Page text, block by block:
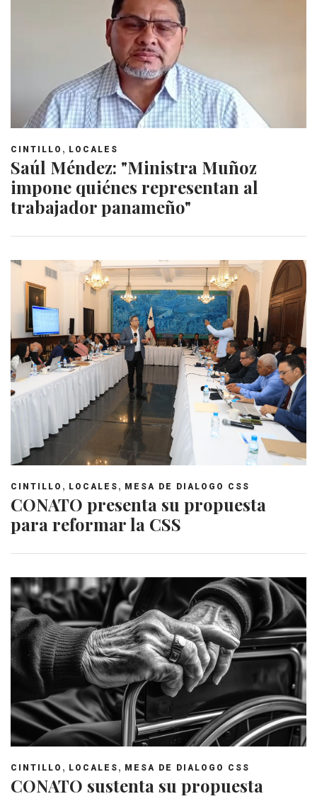
CINTILLO , LOCALES
Saúl Méndez: "Ministra Muñoz
impone quiénes representan al
trabajador panameño"
CINTILLO , LOCALES , MESA DE DIALOGO CSS
CONATO presenta su propuesta
para reformar la CSS
CINTILLO , LOCALES , MESA DE DIALOGO CSS
CONATO sustenta su propuesta